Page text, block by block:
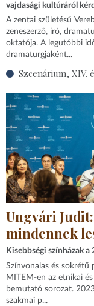
vajdasági kultúráról
A zentai születésű
zeneszerző, író,
oktatója. A legutóbbi
dramaturgjaként...
Szcenárium, XIV.
Ungvári
mindennek
Kisebbségi színházak
Színvonalas és sokrétű
MITEM-en az etnikai
bemutató sorozat.
szakmai p...